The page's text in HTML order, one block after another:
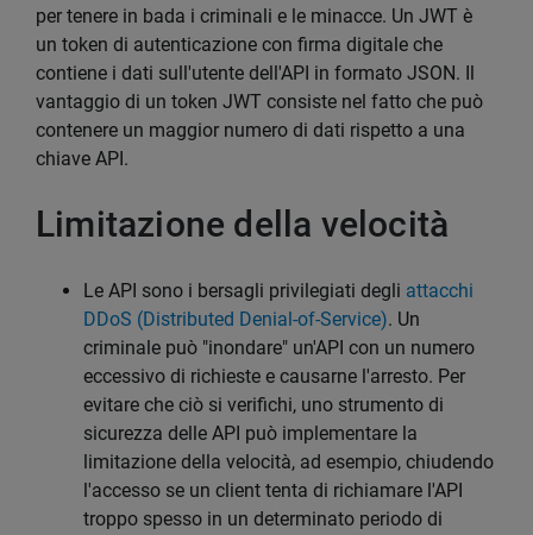
per tenere in bada i criminali e le minacce. Un JWT è
un token di autenticazione con firma digitale che
contiene i dati sull'utente dell'API in formato JSON. Il
vantaggio di un token JWT consiste nel fatto che può
contenere un maggior numero di dati rispetto a una
chiave API.
Limitazione della velocità
Le API sono i bersagli privilegiati degli attacchi
DDoS (Distributed Denial-of-Service). Un
criminale può "inondare" un'API con un numero
eccessivo di richieste e causarne l'arresto. Per
evitare che ciò si verifichi, uno strumento di
sicurezza delle API può implementare la
limitazione della velocità, ad esempio, chiudendo
l'accesso se un client tenta di richiamare l'API
troppo spesso in un determinato periodo di